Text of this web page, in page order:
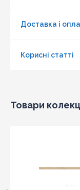
Доставка і
Корисні статті
Товари